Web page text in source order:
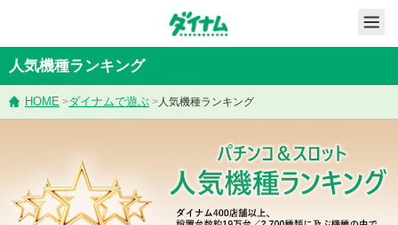
人気機種ランキング
HOME >ダイナムで遊ぶ >人気機種ランキング